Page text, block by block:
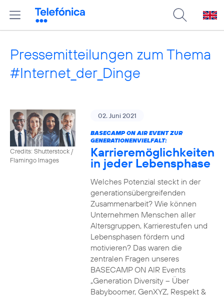
Pressemitteilungen zum Thema
#Internet_der_Dinge
Credits: Shutterstock /
Flamingo Images
02. Juni 2021
BASECAMP ON AIR EVENT ZUR
GENERATIONENVIELFALT:
Karrieremöglichkeiten
in jeder Lebensphase
Welches Potenzial steckt in der
generationsübergreifenden
Zusammenarbeit? Wie können
Unternehmen Menschen aller
Altersgruppen, Karrierestufen und
Lebensphasen fördern und
motivieren? Das waren die
zentralen Fragen unseres
BASECAMP ON AIR Events
„Generation Diversity – Über
Babyboomer, GenXYZ, Respekt &